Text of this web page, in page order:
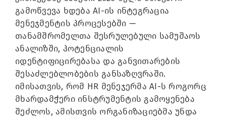
გამოწვევა ხდება AI-ის ინტეგრაცია
მენეჯმენტის პროცესებში —
თანამშრომელთა შესრულებული სამუშაოს
ანალიზში, პოტენციალის
იდენტიფიცირებასა და განვითარების
შესაძლებლობების განსაზღვრაში.
იმისათვის, რომ HR მენეჯერმა AI-ს როგორც
მხარდამჭერი ინსტრუმენტის გამოყენება
შეძლოს, ამისთვის ორგანიზაციებმა უნდა